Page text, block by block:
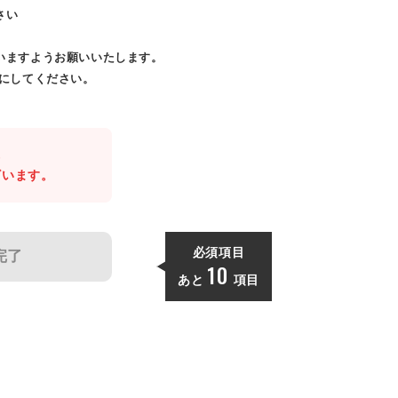
い
すようお願いいたします。
してください。
ます。
了 必須項目
あと 10 項目